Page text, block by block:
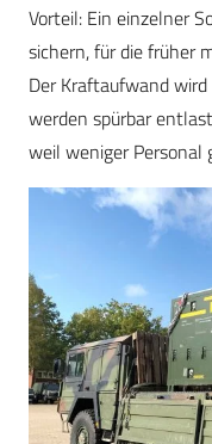
Vorteil: Ein einzelner
sichern, für die früher
Der Kraftaufwand
werden spürbar
weil weniger Personal